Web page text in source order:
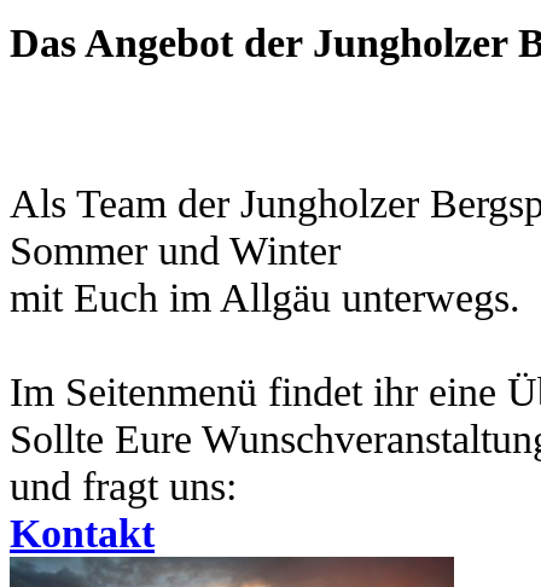
Das Angebot der Jungholzer
Als Team der Jungholzer
Sommer und Winter
mit Euch im Allgäu unterwegs.
Im Seitenmenü findet ihr eine
Sollte Eure
und fragt uns:
Kontakt